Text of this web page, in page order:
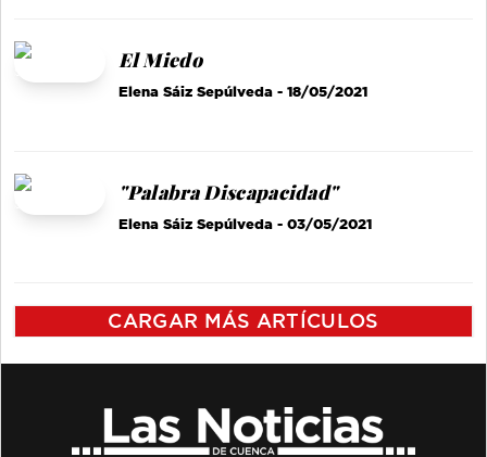
El Miedo
Elena Sáiz Sepúlveda - 18/05/2021
"Palabra Discapacidad"
Elena Sáiz Sepúlveda - 03/05/2021
CARGAR MÁS ARTÍCULOS